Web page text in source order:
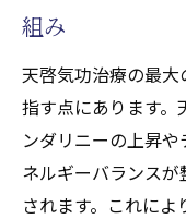
組み
天啓気功治療の最
指す点にあります。
ンダリニーの上昇
ネルギーバランス
されます。これに